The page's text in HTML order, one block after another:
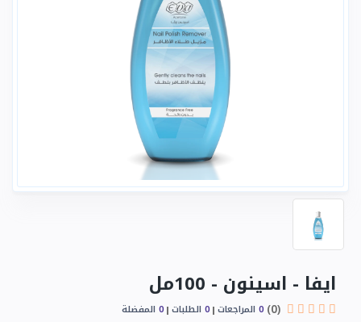
ايفا - اسينون - 100مل
(0)
0 المراجعات 0 الطلبات 0 المفضلة